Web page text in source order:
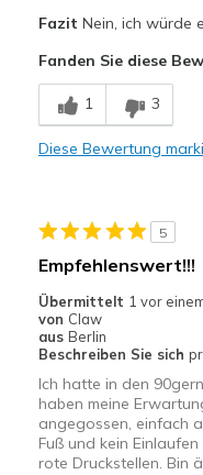
Fazit Nein, ich würde
Fanden Sie diese
1 3
Diese Bewertung
5
Empfehlenswert!!!
Übermittelt 1 vor
von Claw
aus Berlin
Beschreiben Sie sich
Ich hatte in den
haben meine
angegossen, einfach
Fuß und kein
rote Druckstellen. Bin